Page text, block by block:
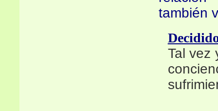
también
Tal vez